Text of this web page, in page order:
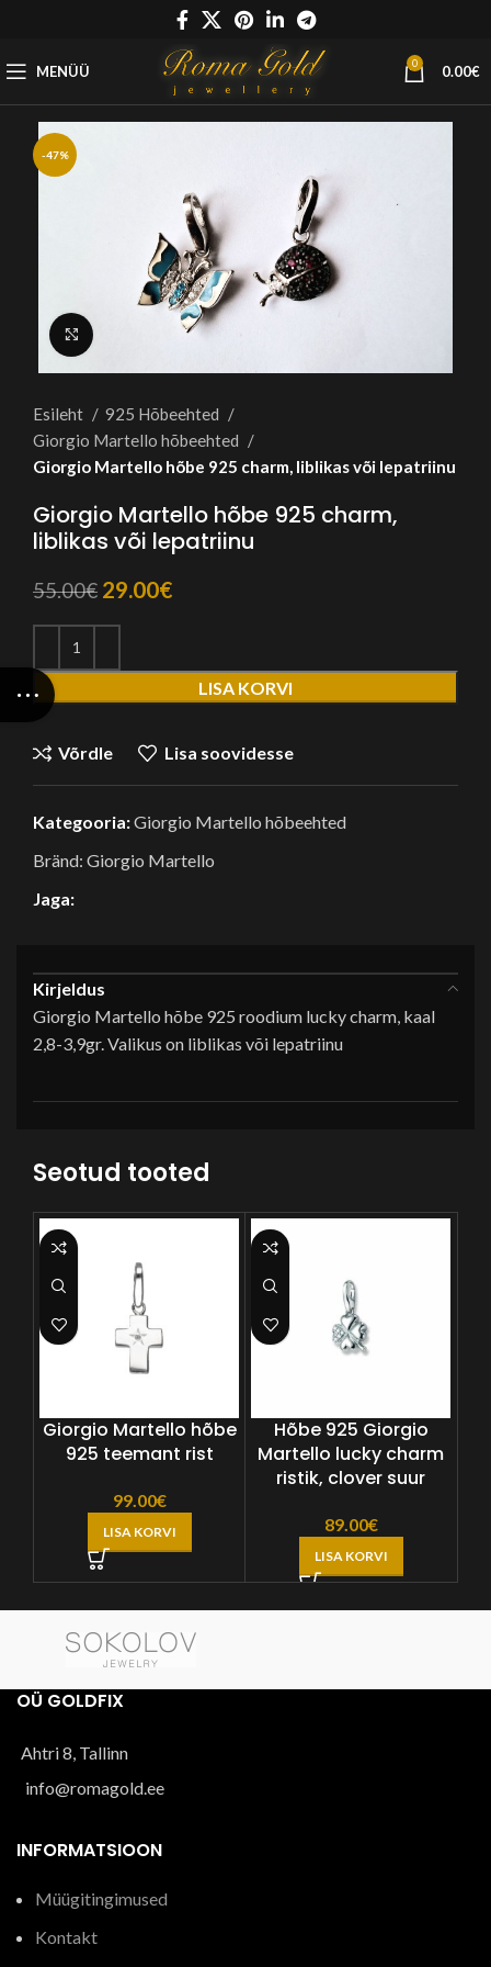
MENÜÜ 0 0.00€
-47%
Esileht
925 Hõbeehted
Giorgio Martello hõbeehted
Giorgio Martello hõbe 925 charm, liblikas või lepatriinu
Giorgio Martello hõbe 925 charm,
liblikas või lepatriinu
55.00€ Algne
55.00€.
29.00€Praegune
29.00€.
LISA KORVI
Võrdle Lisa soovidesse
Kategooria:Giorgio Martello hõbeehted
Bränd: Giorgio Martello
Jaga:
Kirjeldus
Giorgio Martello hõbe 925 roodium lucky charm, kaal
2,8-3,9gr. Valikus on liblikas või lepatriinu
Seotud tooted
Giorgio Martello hõbe
925 teemant rist
99.00€
LISA KORVI
Hõbe 925 Giorgio
Martello lucky charm
ristik, clover suur
89.00€
LISA KORVI
OÜ GOLDFIX
Ahtri 8, Tallinn
info@romagold.ee
INFORMATSIOON
Müügitingimused
Kontakt